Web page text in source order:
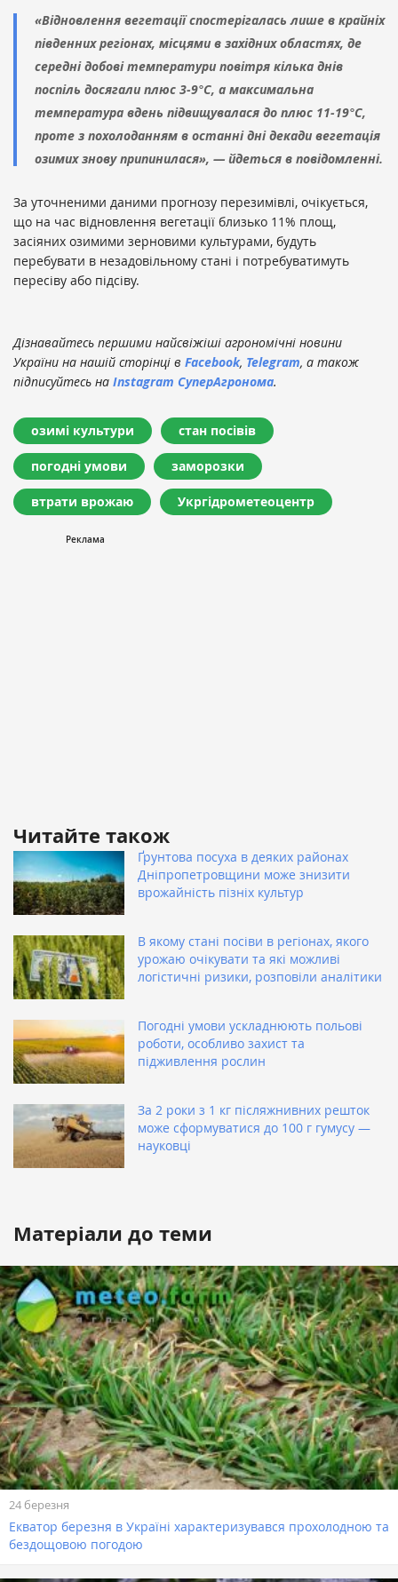
«Відновлення вегетації спостерігалась лише в крайніх
південних регіонах, місцями в західних областях, де
середні добові температури повітря кілька днів
поспіль досягали плюс 3-9°С, а максимальна
температура вдень підвищувалася до плюс 11-19°С,
проте з похолоданням в останні дні декади вегетація
озимих знову припинилася», — йдеться в повідомленні.
За уточненими даними прогнозу перезимівлі, очікується,
що на час відновлення вегетації близько 11% площ,
засіяних озимими зерновими культурами, будуть
перебувати в незадовільному стані і потребуватимуть
пересіву або підсіву.
Дізнавайтесь першими найсвіжіші агрономічні новини
України на нашій сторінці в Facebook, Telegram, а також
підписуйтесь на Instagram СуперАгронома.
озимі культури стан посівів
погодні умови заморозки
втрати врожаю Укргідрометеоцентр
Читайте також
Ґрунтова посуха в деяких районах
Дніпропетровщини може знизити
врожайність пізніх культур
В якому стані посіви в регіонах, якого
урожаю очікувати та які можливі
логістичні ризики, розповіли аналітики
Погодні умови ускладнюють польові
роботи, особливо захист та
підживлення рослин
За 2 роки з 1 кг післяжнивних решток
може сформуватися до 100 г гумусу —
науковці
Матеріали до теми
24 березня
Екватор березня в Україні характеризувався прохолодною та
бездощовою погодою